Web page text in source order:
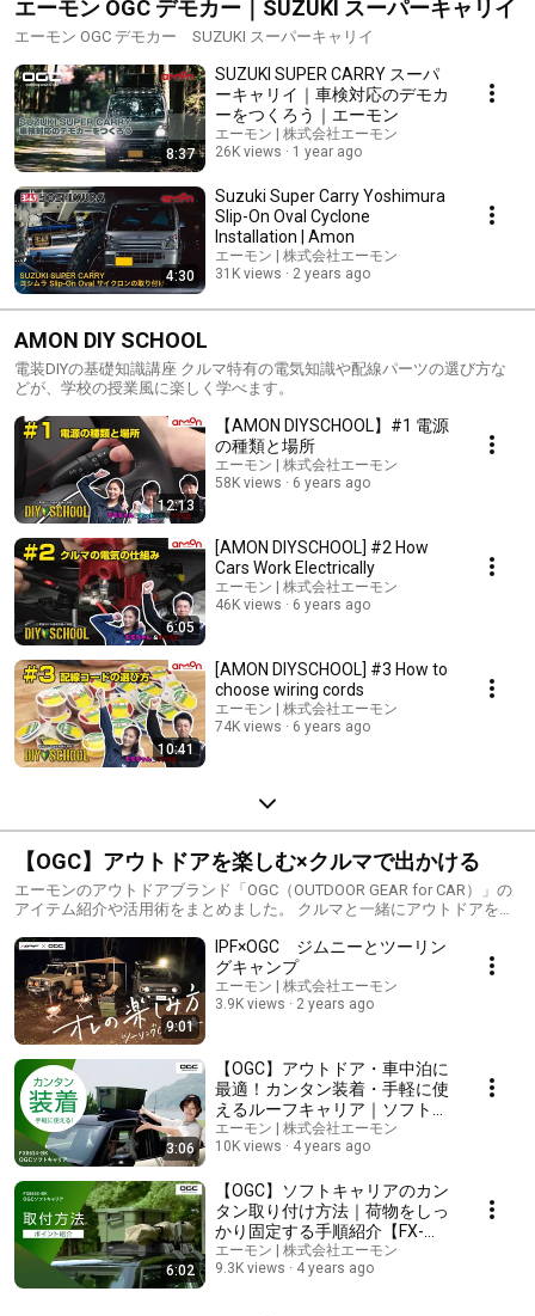
エーモン OGC デモカー｜SUZUKI スーパーキャリイ
エーモン OGC デモカー SUZUKI スーパーキャリイ
8:37
SUZUKI SUPER CARRY スーパ
ーキャリイ｜車検対応のデモカ
ーをつくろう｜エーモン
エーモン | 株式会社エーモン
26K views
1 year ago
4:30
Suzuki Super Carry Yoshimura
Slip-On Oval Cyclone
Installation | Amon
エーモン | 株式会社エーモン
31K views
2 years ago
AMON DIY SCHOOL
電装DIYの基礎知識講座 クルマ特有の電気知識や配線パーツの選び方な
どが、学校の授業風に楽しく学べます。
12:13
【AMON DIYSCHOOL】#1 電源
の種類と場所
エーモン | 株式会社エーモン
58K views
6 years ago
6:05
[AMON DIYSCHOOL] #2 How
Cars Work Electrically
エーモン | 株式会社エーモン
46K views
6 years ago
10:41
[AMON DIYSCHOOL] #3 How to
choose wiring cords
エーモン | 株式会社エーモン
74K views
6 years ago
【OGC】アウトドアを楽しむ×クルマで出かける
エーモンのアウトドアブランド「OGC（OUTDOOR GEAR for CAR）」の
アイテム紹介や活用術をまとめました。 クルマと一緒にアウトドアをも
届けします。 ▼OGCとは ーアウトドアを楽しむ×クルマで出かけるー 幼
い頃連れ出してもらったあのときめきを。 はじめてハンドルを握った時
の全能感を。 親から子へ、そして次の世代へ伝えていきたい。
「OGC(OUTDOOR GEAR for CAR)」はクルマとアウトドアをつなぎ、新
しいライフスタイルとクルマの楽しさを伝えていくブランドです。
▼OGC特設ページはこちら▼ https://ogc-base.com
9:01
IPF×OGC ジムニーとツーリン
グキャンプ
エーモン | 株式会社エーモン
3.9K views
2 years ago
3:06
【OGC】アウトドア・車中泊に
最適！カンタン装着・手軽に使
えるルーフキャリア｜ソフトキ
ャリア
エーモン | 株式会社エーモン
10K views
4 years ago
6:02
【OGC】ソフトキャリアのカン
タン取り付け方法｜荷物をしっ
かり固定する手順紹介【FX-
8634-BK】
エーモン | 株式会社エーモン
9.3K views
4 years ago